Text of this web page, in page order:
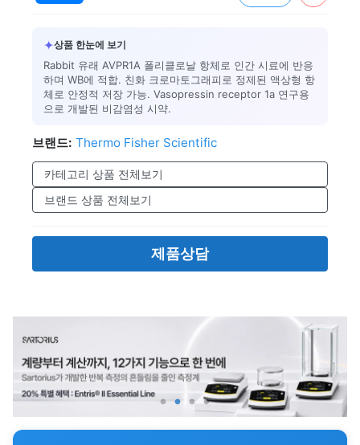
✦상품 한눈에 보기
Rabbit 유래 AVPR1A 폴리클로날 항체로 인간 시료에 반응
하며 WB에 적합. 친화 크로마토그래피로 정제된 액상형 항
체로 안정적 저장 가능. Vasopressin receptor 1a 연구용
으로 개발된 비감염성 시약.
브랜드: Thermo Fisher Scientific
카테고리 상품 전체보기
브랜드 상품 전체보기
제품상담